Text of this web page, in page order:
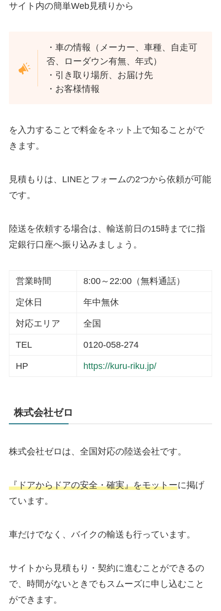
サイト内の簡単Web見積りから
・車の情報（メーカー、車種、自走可
否、ローダウン有無、年式）
・引き取り場所、お届け先
・お客様情報
を入力することで料金をネット上で知ることがで
きます。
見積もりは、LINEとフォームの2つから依頼が可能
です。
陸送を依頼する場合は、輸送前日の15時までに指
定銀行口座へ振り込みましょう。
営業時間 8:00～22:00（無料通話）
定休日 年中無休
対応エリア 全国
TEL 0120-058-274
HP https://kuru-riku.jp/
株式会社ゼロ
株式会社ゼロは、全国対応の陸送会社です。
『ドアからドアの安全・確実』をモットーに掲げ
ています。
車だけでなく、バイクの輸送も行っています。
サイトから見積もり・契約に進むことができるの
で、時間がないときでもスムーズに申し込むこと
ができます。